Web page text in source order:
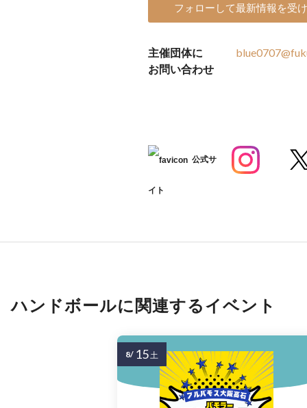
フォローして最新情報を受
主催団体に
お問い合わせ
公式サ
イト
ハンドボールに関連するイベント
8/ 15土